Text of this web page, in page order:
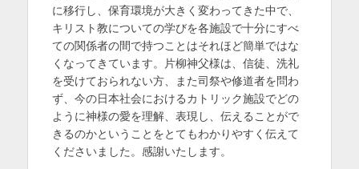
に移行し、保育環境が大きく変わってきた中で、
キリスト教についての学びを各施設で十分にすべ
ての関係者の間で持つことはそれほど簡単ではな
くなってきています。片柳神父様は、信徒、洗礼
を受けておられない方、また司祭や修道者を問わ
ず、今の日本社会におけるカトリック施設でどの
ように神様の愛を理解、表現し、伝えることがで
きるのかということをとてもわかりやすく伝えて
くださいました。感謝いたします。